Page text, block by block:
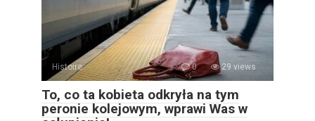
Histoire 0 29 views
To, co ta kobieta odkryła na tym
peronie kolejowym, wprawi Was w